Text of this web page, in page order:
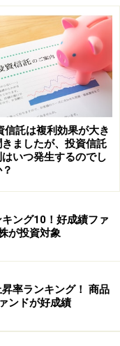
少額からの積立が
まう危険性も。そ
柄を組み入れてリ
なる心配もありま
、初心者が一度に
信積立であれば、
て値動きを見なが
信託は複利効果が大き
きましたが、投資信託
いつ発生するのでし
ング10！好成績ファ
が投資対象
率ランキング！ 商品
ンドが好成績